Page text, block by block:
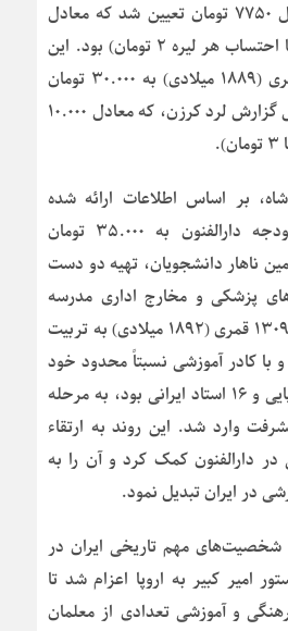
این نهاد آموزشی معادل ۷۷۵۰ تومان تعیین شد که معادل
۳۸۷۵ لیره انگلیسی (با احتساب هر لیره ۲ تومان) بود. این
مبلغ در سال ۱۳۰۷ قمری (۱۸۸۹ میلادی) به ۳۰.۰۰۰ تومان
افزایش یافت، بر اساس گزارش لرد کرزن، که معادل ۱۰.۰۰۰
بر اساس اطلاعات ارائه شده
توسط افضل‌الملک، بودجه دارالفنون به ۳۵.۰۰۰ تومان
ناهار دانشجویان، تهیه دو دست
پزشکی و مخارج اداری مدرسه
هزینه می‌شد و تا سال ۱۳۰۹ قمری (۱۸۹۲ میلادی) به تربیت
و با کادر آموزشی نسبتاً محدود خود
که شامل ۲۶ استاد اروپایی و ۱۶ استاد ایرانی بود، به مرحله
وارد شد. این روند به ارتقاء
دارالفنون کمک کرد و آن را به
در ایران تبدیل نمود.
مهم تاریخی ایران در
امیر کبیر به اروپا اعزام شد تا
و آموزشی تعدادی از معلمان